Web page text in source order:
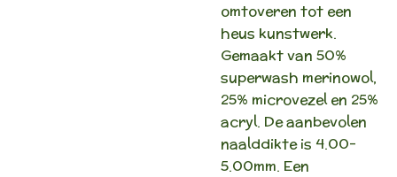
omtoveren tot een
heus kunstwerk.
Gemaakt van 50%
superwash merinowol,
25% microvezel en 25%
acryl. De aanbevolen
naalddikte is 4.00-
5.00mm. Een